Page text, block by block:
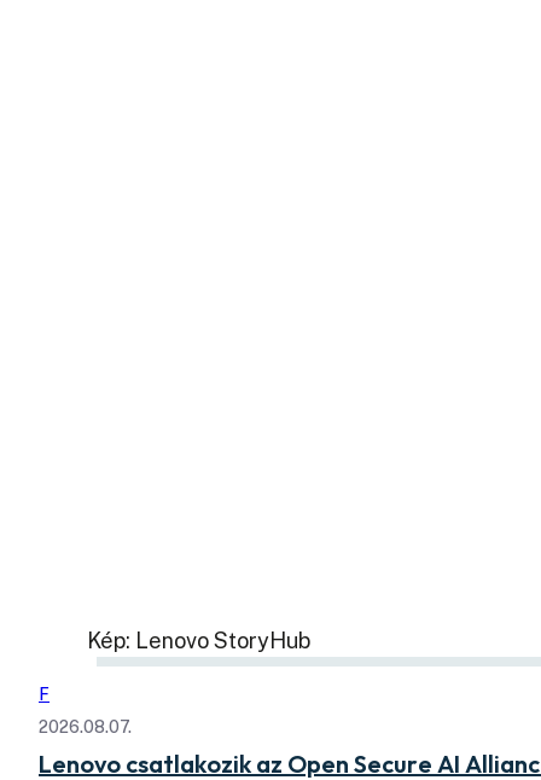
Kép: Lenovo StoryHub
F
2026.08.07.
Lenovo csatlakozik az Open Secure AI